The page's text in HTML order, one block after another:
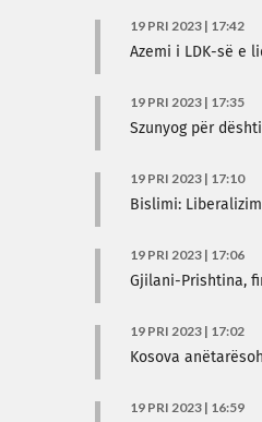
19 PRI 2023 | 17:42
Azemi i LDK-së e
19 PRI 2023 | 17:35
Szunyog për
19 PRI 2023 | 17:10
Bislimi:
19 PRI 2023 | 17:06
Gjilani-Prishtina,
19 PRI 2023 | 17:02
Kosova
19 PRI 2023 | 16:59